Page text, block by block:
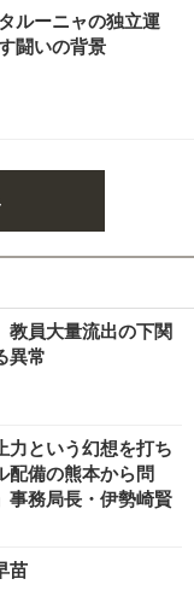
ルーニャの独立運
闘いの背景
員大量流出の下関
異常
力という幻想を打ち
備の熊本から問
務局長・伊勢崎賢
苗